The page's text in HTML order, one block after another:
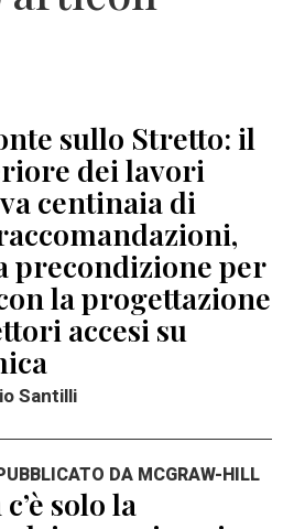
sullo Stretto: il
dei lavori
centinaia di
precondizione per
la progettazione
accesi su
Santilli
DA MCGRAW-HILL
solo la